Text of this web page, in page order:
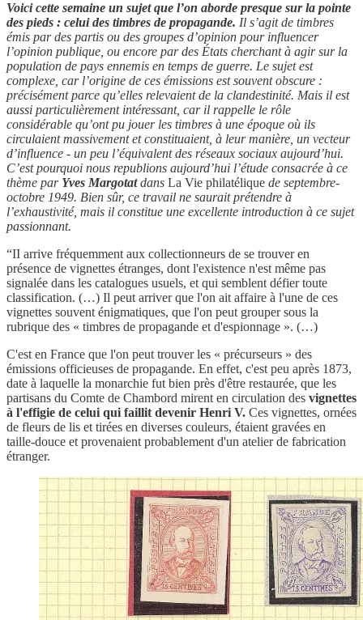
Voici cette semaine un sujet que l’on aborde presque sur la pointe
des pieds : celui des timbres de propagande. Il s’agit de timbres
émis par des partis ou des groupes d’opinion pour influencer
l’opinion publique, ou encore par des États cherchant à agir sur la
population de pays ennemis en temps de guerre. Le sujet est
complexe, car l’origine de ces émissions est souvent obscure :
précisément parce qu’elles relevaient de la clandestinité. Mais il est
aussi particulièrement intéressant, car il rappelle le rôle
considérable qu’ont pu jouer les timbres à une époque où ils
circulaient massivement et constituaient, à leur manière, un vecteur
d’influence - un peu l’équivalent des réseaux sociaux aujourd’hui.
C’est pourquoi nous republions aujourd’hui l’étude consacrée à ce
thème par Yves Margotatdans La Vie philatélique de septembre-
octobre 1949. Bien sûr, ce travail ne saurait prétendre à
l’exhaustivité, mais il constitue une excellente introduction à ce sujet
passionnant.
“II arrive fréquemment aux collectionneurs de se trouver en
présence de vignettes étranges, dont l'existence n'est même pas
signalée dans les catalogues usuels, et qui semblent défier toute
classification. (…) Il peut arriver que l'on ait affaire à l'une de ces
vignettes souvent énigmatiques, que l'on peut grouper sous la
rubrique des « timbres de propagande et d'espionnage ». (…)
C'est en France que l'on peut trouver les « précurseurs » des
émissions officieuses de propagande. En effet, c'est peu après 1873,
date à laquelle la monarchie fut bien près d'être restaurée, que les
partisans du Comte de Chambord mirent en circulation des vignettes
à l'effigie de celui qui faillit devenir Henri V. Ces vignettes, ornées
de fleurs de lis et tirées en diverses couleurs, étaient gravées en
taille-douce et provenaient probablement d'un atelier de fabrication
étranger.